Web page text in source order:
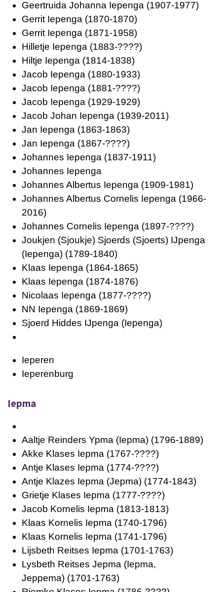
Geertruida Johanna Iepenga (1907-1977)
Gerrit Iepenga (1870-1870)
Gerrit Iepenga (1871-1958)
Hilletje Iepenga (1883-????)
Hiltje Iepenga (1814-1838)
Jacob Iepenga (1880-1933)
Jacob Iepenga (1881-????)
Jacob Iepenga (1929-1929)
Jacob Johan Iepenga (1939-2011)
Jan Iepenga (1863-1863)
Jan Iepenga (1867-????)
Johannes Iepenga (1837-1911)
Johannes Iepenga
Johannes Albertus Iepenga (1909-1981)
Johannes Albertus Cornelis Iepenga (1966-
2016)
Johannes Cornelis Iepenga (1897-????)
Joukjen (Sjoukje) Sjoerds (Sjoerts) IJpenga
(Iepenga) (1789-1840)
Klaas Iepenga (1864-1865)
Klaas Iepenga (1874-1876)
Nicolaas Iepenga (1877-????)
NN Iepenga (1869-1869)
Sjoerd Hiddes IJpenga (Iepenga)
Ieperen
Ieperenburg
Iepma
Aaltje Reinders Ypma (Iepma) (1796-1889)
Akke Klases Iepma (1767-????)
Antje Klases Iepma (1774-????)
Antje Klazes Iepma (Jepma) (1774-1843)
Grietje Klases Iepma (1777-????)
Jacob Kornelis Iepma (1813-1813)
Klaas Kornelis Iepma (1740-1796)
Klaas Kornelis Iepma (1741-1796)
Lijsbeth Reitses Iepma (1701-1763)
Lysbeth Reitses Jepma (Iepma,
Jeppema) (1701-1763)